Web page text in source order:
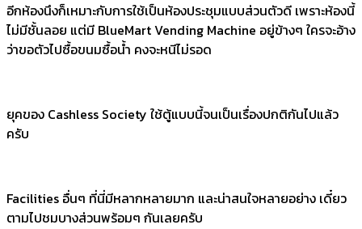
อีกห้องนึงก็เหมาะกับการใช้เป็นห้องประชุมแบบส่วนตัวดี เพราะห้องนี้
ไม่มีชั้นลอย แต่มี BlueMart Vending Machine อยู่ข้างๆ ใครจะอ้าง
ว่าขอตัวไปซื้อขนมซื้อน้ำ คงจะหนีไม่รอด
ยุคของ Cashless Society ใช้ตู้แบบนี้จนเป็นเรื่องปกติกันไปแล้ว
ครับ
Facilities อื่นๆ ที่นี่มีหลากหลายมาก และน่าสนใจหลายอย่าง เดี๋ยว
ตามไปชมบางส่วนพร้อมๆ กันเลยครับ